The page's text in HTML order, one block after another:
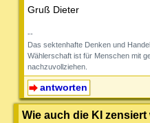
Gruß Dieter
--
Das sektenhafte Denken und
Wählerschaft ist für Menschen mit
nachzuvollziehen.
antworten
Wie auch die KI zensiert